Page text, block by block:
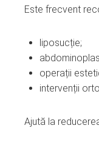
Este frecvent
liposucție;
operații
intervenții
Ajută la